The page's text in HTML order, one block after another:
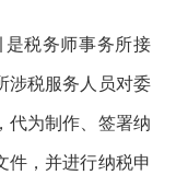
税务师事务所接
涉税服务人员对委
代为制作、签署纳
件，并进行纳税申